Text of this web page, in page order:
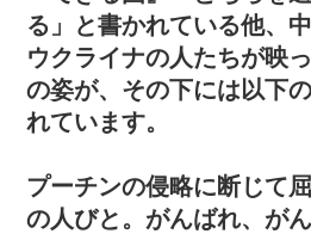
る」と書かれている他、
ウクライナの人たちが映
の姿が、その下には以下
れています。
プーチンの侵略に断じて
の人びと。がんばれ、が